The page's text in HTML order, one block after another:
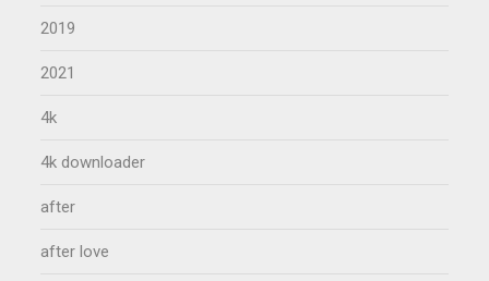
2019
2021
4k
4k downloader
after
after love